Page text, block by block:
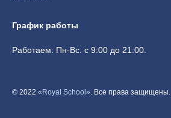
График работы
Работаем: Пн-Вс. с 9:00 до 21:00.
© 2022 «Royal School». Все права защищены.